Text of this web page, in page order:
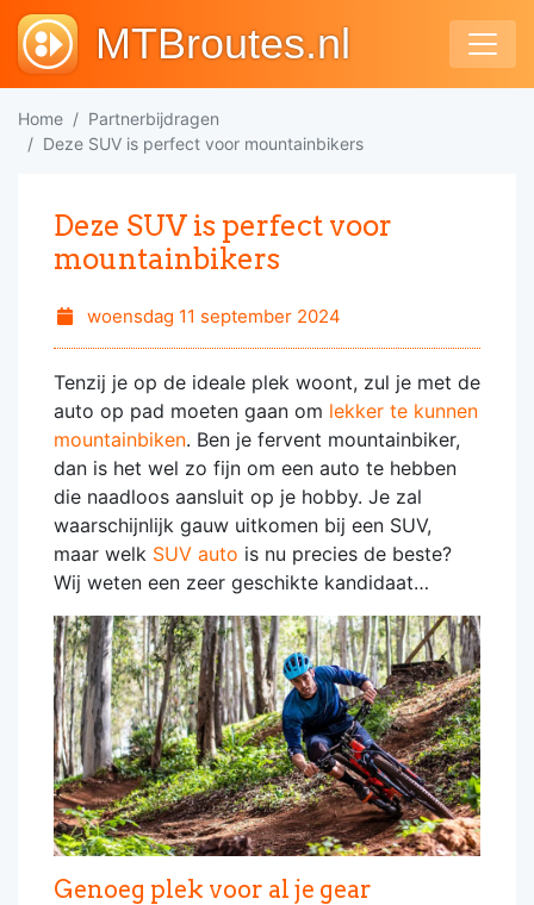
MTBroutes.nl
Home
Partnerbijdragen
Deze SUV is perfect voor mountainbikers
Deze SUV is perfect voor
mountainbikers
woensdag 11 september 2024
Tenzij je op de ideale plek woont, zul je met de
auto op pad moeten gaan om lekker te kunnen
mountainbiken. Ben je fervent mountainbiker,
dan is het wel zo fijn om een auto te hebben
die naadloos aansluit op je hobby. Je zal
waarschijnlijk gauw uitkomen bij een SUV,
maar welk SUV auto is nu precies de beste?
Wij weten een zeer geschikte kandidaat…
Genoeg plek voor al je gear